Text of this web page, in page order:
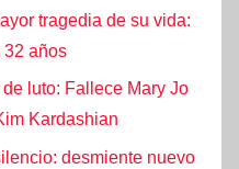
tragedia de su vida:
32 años
luto: Fallece Mary Jo
Kardashian
desmiente nuevo